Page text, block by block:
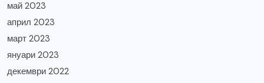
май 2023
април 2023
март 2023
януари 2023
декември 2022